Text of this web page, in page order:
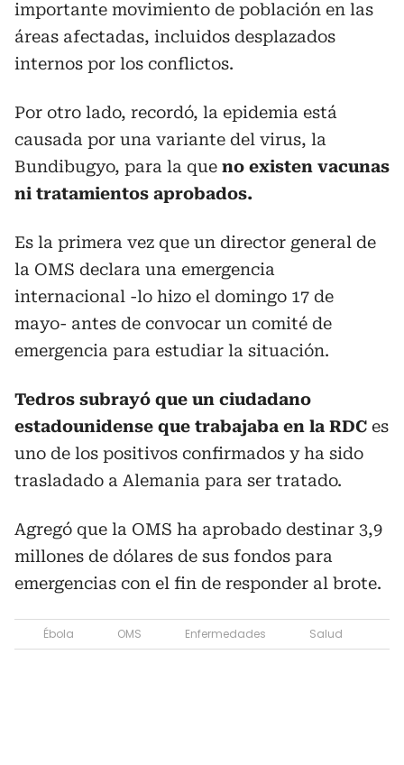
importante movimiento de población en las
áreas afectadas, incluidos desplazados
internos por los conflictos.
Por otro lado, recordó, la epidemia está
causada por una variante del virus, la
Bundibugyo, para la que no existen vacunas
ni tratamientos aprobados.
Es la primera vez que un director general de
la OMS declara una emergencia
internacional -lo hizo el domingo 17 de
mayo- antes de convocar un comité de
emergencia para estudiar la situación.
Tedros subrayó que un ciudadano
estadounidense que trabajaba en la RDC es
uno de los positivos confirmados y ha sido
trasladado a Alemania para ser tratado.
Agregó que la OMS ha aprobado destinar 3,9
millones de dólares de sus fondos para
emergencias con el fin de responder al brote.
Ébola OMS Enfermedades Salud